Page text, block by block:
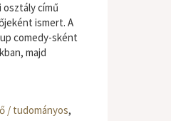
című
ismert. A
comedy-sként
majd
/ tudományos,